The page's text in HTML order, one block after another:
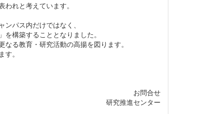
れと考えています。
パス内だけではなく、
構築することとなりました。
る教育・研究活動の高揚を図ります。
。
お問合せ
研究推進センター